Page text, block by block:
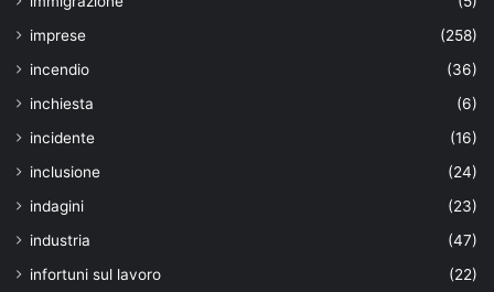
imprese
(258)
incendio
(36)
inchiesta
(6)
incidente
(16)
inclusione
(24)
indagini
(23)
industria
(47)
infortuni sul lavoro
(22)